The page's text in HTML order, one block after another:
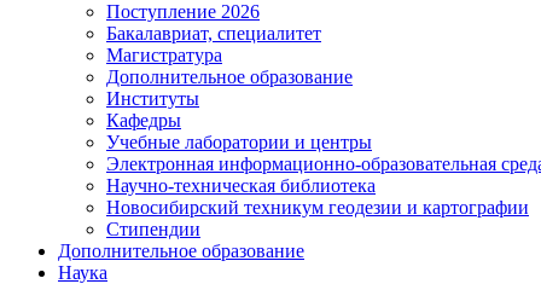
Поступление 2026
Бакалавриат, специалитет
Магистратура
Дополнительное образование
Институты
Кафедры
Учебные лаборатории и центры
Электронная информационно-образовательная
Научно-техническая библиотека
Новосибирский техникум геодезии и картографии
Стипендии
Дополнительное образование
Наука